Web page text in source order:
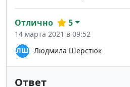
Людмила Шерстюк
Отлично 5
14 марта 2021 в 09:52
Ответ